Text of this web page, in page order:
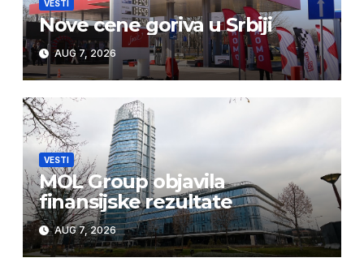
VESTI
Nove cene goriva u Srbiji
AUG 7, 2026
VESTI
MOL Group objavila
finansijske rezultate
AUG 7, 2026